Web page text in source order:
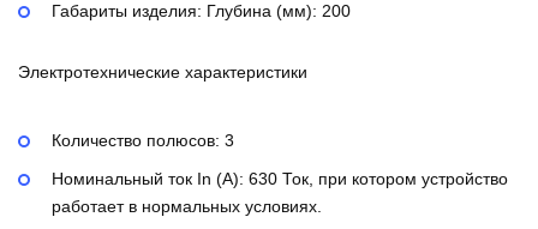
Габариты изделия: Глубина (мм): 200
Электротехнические характеристики
Количество полюсов: 3
Номинальный ток In (А): 630 Ток, при котором устройство
работает в нормальных условиях.